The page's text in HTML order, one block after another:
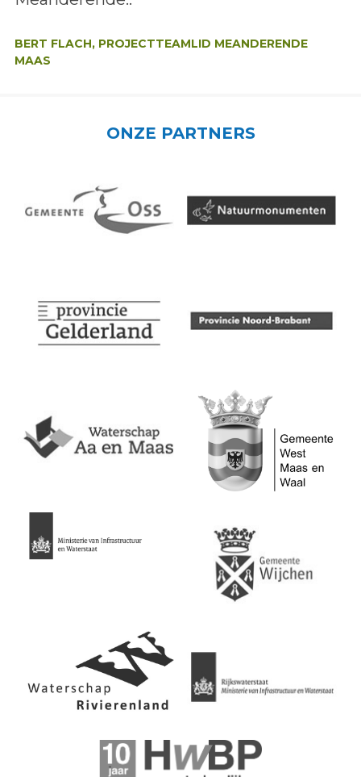
BERT FLACH, PROJECTTEAMLID MEANDERENDE
MAAS
ONZE PARTNERS